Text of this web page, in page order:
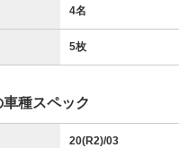
4名
5枚
種スペック
20(R2)/03